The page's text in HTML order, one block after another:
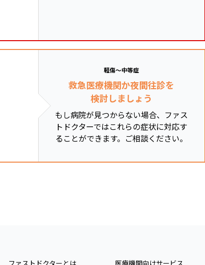
軽傷～中等症
救急医療機関か夜間往診を
検討しましょう
もし病院が見つからない場合、ファス
トドクターではこれらの症状に対応す
ることができます。ご相談ください。
ファストドクターとは 医療機関向けサービス